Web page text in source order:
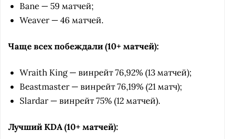
Bane — 59 матчей;
Weaver — 46 матчей.
Чаще всех побеждали (10+ матчей):
Wraith King — винрейт 76,92% (13 матчей);
Beastmaster — винрейт 76,19% (21 матч);
Slardar — винрейт 75% (12 матчей).
Лучший KDA (10+ матчей):